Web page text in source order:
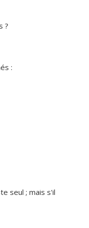
?
:
seul ; mais s'il